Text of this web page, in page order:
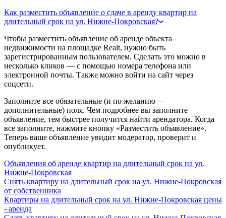
Как разместить объявление о сдаче в аренду квартир на
длительный срок на ул. Нижне-Покровская?
Чтобы разместить объявление об аренде объекта
недвижимости на площадке Realt, нужно быть
зарегистрированным пользователем. Сделать это можно в
несколько кликов — с помощью номера телефона или
электронной почты. Также можно войти на сайт через
соцсети.
Заполните все обязательные (и по желанию —
дополнительные) поля. Чем подробнее вы заполните
объявление, тем быстрее получится найти арендатора. Когда
все заполните, нажмите кнопку «Разместить объявление».
Теперь ваше объявление увидит модератор, проверит и
опубликует.
Объявления об аренде квартир на длительный срок на ул.
Нижне-Покровская
Снять квартиру на длительный срок на ул. Нижне-Покровская
от собственника
Квартиры на длительный срок на ул. Нижне-Покровская цены
- аренда